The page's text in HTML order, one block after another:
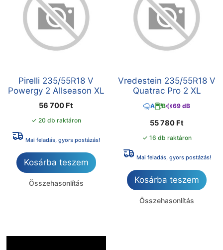
Pirelli 235/55R18 V
Powergy 2 Allseason XL
56 700 Ft
✓ 20 db raktáron
Mai feladás, gyors postázás!
Kosárba teszem
Összehasonlítás
Vredestein 235/55R18 V
Quatrac Pro 2 XL
A B 69 dB
55 780 Ft
✓ 16 db raktáron
Mai feladás, gyors postázás!
Kosárba teszem
Összehasonlítás